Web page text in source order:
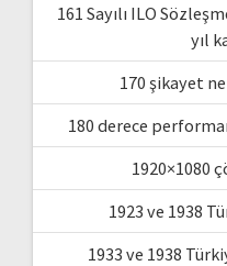
161 Sayılı ILO
yıl
170 şikayet
180 derece
1920×1080
1923 ve 1938
1933 ve 1938